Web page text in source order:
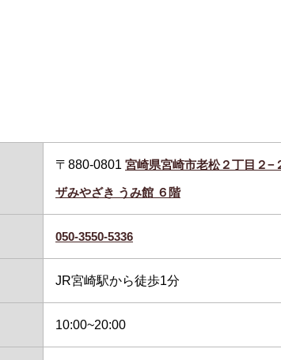
〒880-0801 宮崎県宮崎市老松２丁目２−
ザみやざき うみ館 ６階
050-3550-5336
JR宮崎駅から徒歩1分
10:00~20:00